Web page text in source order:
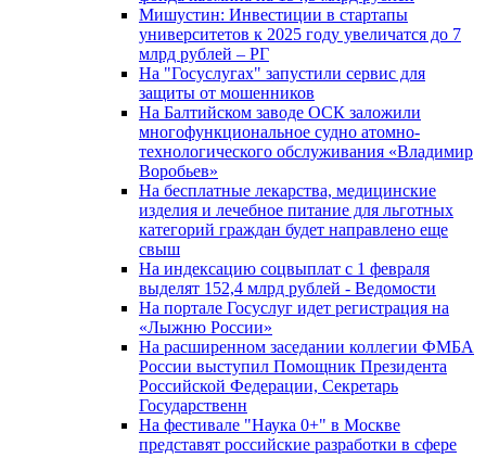
Мишустин: Инвестиции в стартапы
университетов к 2025 году увеличатся до 7
млрд рублей – РГ
На "Госуслугах" запустили сервис для
защиты от мошенников
На Балтийском заводе ОСК заложили
многофункциональное судно атомно-
технологического обслуживания «Владимир
Воробьев»
На бесплатные лекарства, медицинские
изделия и лечебное питание для льготных
категорий граждан будет направлено еще
свыш
На индексацию соцвыплат с 1 февраля
выделят 152,4 млрд рублей - Ведомости
На портале Госуслуг идет регистрация на
«Лыжню России»
На расширенном заседании коллегии ФМБА
России выступил Помощник Президента
Российской Федерации, Секретарь
Государственн
На фестивале "Наука 0+" в Москве
представят российские разработки в сфере